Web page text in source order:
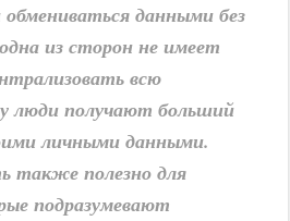
данными без
из сторон не имеет
всю
люди получают больший
личными данными.
полезно для
подразумевают